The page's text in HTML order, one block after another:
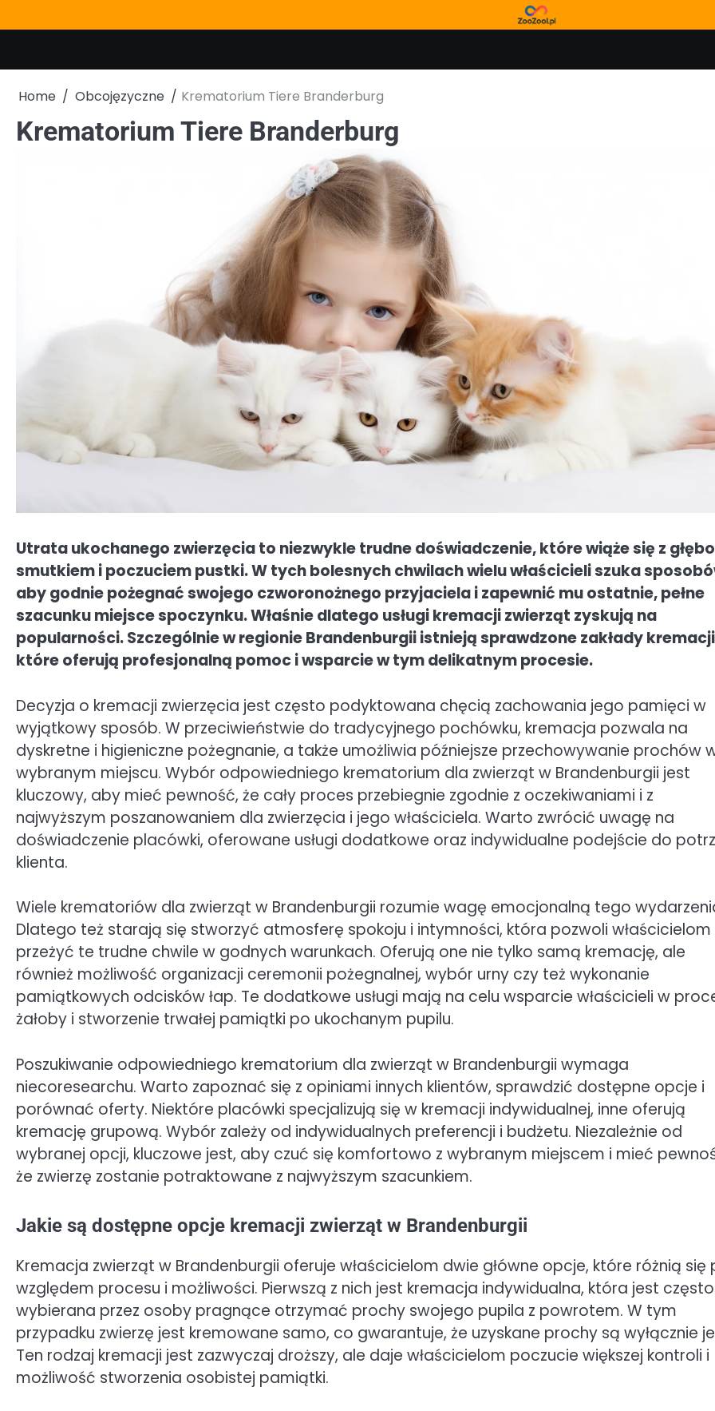
to
Home Obcojęzyczne Krematorium Tiere Branderburg
Krematorium Tiere Branderburg
Utrata ukochanego zwierzęcia to niezwykle trudne doświadczenie, które wiąże się z
smutkiem i poczuciem pustki. W tych bolesnych chwilach wielu właścicieli szuka
aby godnie pożegnać swojego czworonożnego przyjaciela i zapewnić mu ostatnie, pełne
szacunku miejsce spoczynku. Właśnie dlatego usługi kremacji zwierząt zyskują na
popularności. Szczególnie w regionie Brandenburgii istnieją sprawdzone zakłady
które oferują profesjonalną pomoc i wsparcie w tym delikatnym procesie.
Decyzja o kremacji zwierzęcia jest często podyktowana chęcią zachowania jego pamięci w
wyjątkowy sposób. W przeciwieństwie do tradycyjnego pochówku, kremacja pozwala na
dyskretne i higieniczne pożegnanie, a także umożliwia późniejsze przechowywanie prochów
wybranym miejscu. Wybór odpowiedniego krematorium dla zwierząt w Brandenburgii jest
kluczowy, aby mieć pewność, że cały proces przebiegnie zgodnie z oczekiwaniami i z
najwyższym poszanowaniem dla zwierzęcia i jego właściciela. Warto zwrócić uwagę na
doświadczenie placówki, oferowane usługi dodatkowe oraz indywidualne podejście do
klienta.
Wiele krematoriów dla zwierząt w Brandenburgii rozumie wagę emocjonalną tego
Dlatego też starają się stworzyć atmosferę spokoju i intymności, która pozwoli właścicielom
przeżyć te trudne chwile w godnych warunkach. Oferują one nie tylko samą kremację, ale
również możliwość organizacji ceremonii pożegnalnej, wybór urny czy też wykonanie
pamiątkowych odcisków łap. Te dodatkowe usługi mają na celu wsparcie właścicieli w
żałoby i stworzenie trwałej pamiątki po ukochanym pupilu.
Poszukiwanie odpowiedniego krematorium dla zwierząt w Brandenburgii wymaga
niecoresearchu. Warto zapoznać się z opiniami innych klientów, sprawdzić dostępne opcje i
porównać oferty. Niektóre placówki specjalizują się w kremacji indywidualnej, inne oferują
kremację grupową. Wybór zależy od indywidualnych preferencji i budżetu. Niezależnie od
wybranej opcji, kluczowe jest, aby czuć się komfortowo z wybranym miejscem i mieć
że zwierzę zostanie potraktowane z najwyższym szacunkiem.
Jakie są dostępne opcje kremacji zwierząt w Brandenburgii
Kremacja zwierząt w Brandenburgii oferuje właścicielom dwie główne opcje, które różnią się
względem procesu i możliwości. Pierwszą z nich jest kremacja indywidualna, która jest często
wybierana przez osoby pragnące otrzymać prochy swojego pupila z powrotem. W tym
przypadku zwierzę jest kremowane samo, co gwarantuje, że uzyskane prochy są wyłącznie
Ten rodzaj kremacji jest zazwyczaj droższy, ale daje właścicielom poczucie większej kontroli i
możliwość stworzenia osobistej pamiątki.